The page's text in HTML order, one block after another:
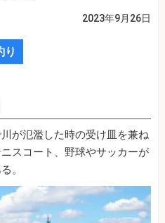
2023年9月26日
り
が氾濫した時の受け皿を兼ね
スコート、野球やサッカーが
。